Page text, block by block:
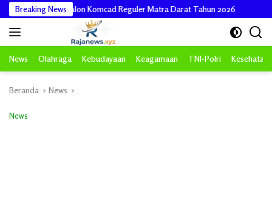
Langsung
ke
konten
Breaking News
15 Calon Komcad Reguler Matra Darat Tahun 2026
News Olahraga Kebudayaan Keagamaan TNI-Polri Kesehatan
Beranda News
News